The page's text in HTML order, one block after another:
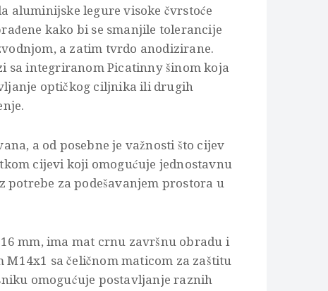
aluminijske legure visoke čvrstoće
kako bi se smanjile tolerancije
a zatim tvrdo anodizirane.
sa integriranom Picatinny šinom koja
optičkog ciljnika ili drugih
a od posebne je važnosti što cijev
cijevi koji omogućuje jednostavnu
potrebe za podešavanjem prostora u
mm, ima mat crnu završnu obradu i
M14x1 sa čeličnom maticom za zaštitu
omogućuje postavljanje raznih